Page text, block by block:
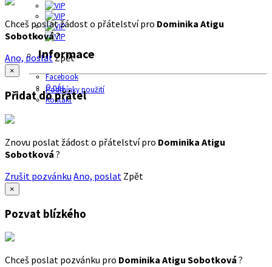
Informace
Facebook
O nás
Podmínky použití
Kontakt
Chceš poslat žádost o přátelství pro Dominika Atigu
Sobotková?
Ano, poslatZpět
×
Přidat do přátel
Znovu poslat žádost o přátelství pro Dominika Atigu
Sobotková ?
Zrušit pozvánku Ano, poslat Zpět
×
Pozvat blízkého
Chceš poslat pozvánku pro Dominika Atigu Sobotková ?